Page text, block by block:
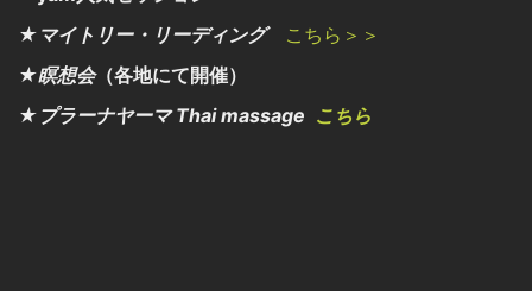
★マイトリー・リーディング
こちら＞＞
★瞑想会（各地にて開催）
★プラーナヤーマ Thai massage こちら